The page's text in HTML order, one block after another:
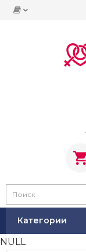
Категории
NULL